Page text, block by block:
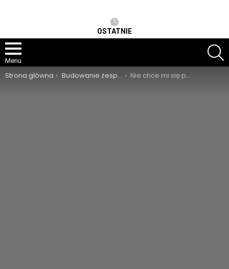
OSTATNIE
Menu
Jesteś tutaj:
Strona główna Budowanie zespołu Nie chce mi się pracować!